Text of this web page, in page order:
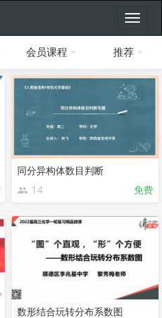
会员课程 推荐
同分异构体数目判断
14
免费
数形结合玩转分布系数图